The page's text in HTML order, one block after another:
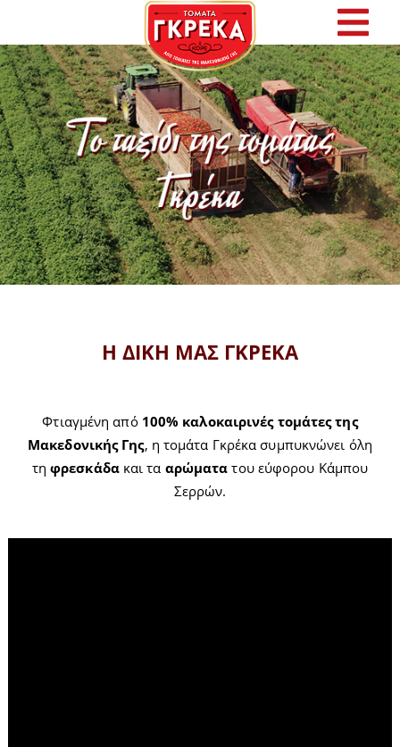
Η ΔΙΚΗ ΜΑΣ ΓΚΡΕΚΑ
Φτιαγμένη από 100% καλοκαιρινές τομάτες της
Μακεδονικής Γης, η τομάτα Γκρέκα συμπυκνώνει όλη
τηφρεσκάδα και τα αρώματατου εύφορου Κάμπου
Σερρών.
Αρχική
Η Γκρέκα
Προϊόντα
Συνταγές
Φρέσκα Νέα